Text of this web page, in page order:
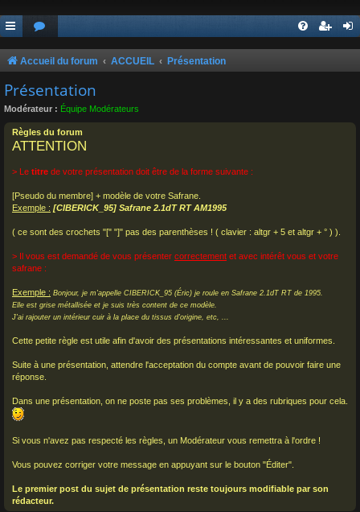
Accueil du forum ACCUEIL Présentation
Présentation
Modérateur : Équipe Modérateurs
Règles du forum
ATTENTION
> Le titre de votre présentation doit être de la forme suivante :
[Pseudo du membre] + modèle de votre Safrane.
Exemple : [CIBERICK_95] Safrane 2.1dT RT AM1995
( ce sont des crochets "[" "]" pas des parenthèses ! ( clavier : altgr + 5 et altgr + ° ) ).
> Il vous est demandé de vous présenter correctement et avec intérêt vous et votre
safrane :
Exemple : Bonjour, je m'appelle CIBERICK_95 (Éric) je roule en Safrane 2.1dT RT de 1995.
Elle est grise métallisée et je suis très content de ce modèle.
J'ai rajouter un intérieur cuir à la place du tissus d'origine, etc, ...
Cette petite règle est utile afin d'avoir des présentations intéressantes et uniformes.
Suite à une présentation, attendre l'acceptation du compte avant de pouvoir faire une
réponse.
Dans une présentation, on ne poste pas ses problèmes, il y a des rubriques pour cela.
Si vous n'avez pas respecté les règles, un Modérateur vous remettra à l'ordre !
Vous pouvez corriger votre message en appuyant sur le bouton "Éditer".
Le premier post du sujet de présentation reste toujours modifiable par son
rédacteur.